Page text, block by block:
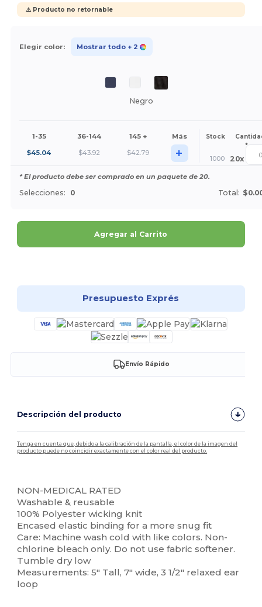
⚠️ Producto no retornable
Elegir color: Mostrar todo + 2
Negro
1-35 36-144 145 + Más Stock
*
$45.04 $43.92 $42.79 + 1000 20x
* El producto debe ser comprado en un paquete de 20.
Selecciones: 0 Total:
Agregar al Carrito
Presupuesto Exprés
Envío Rápido
Descripción del producto
Tenga en cuenta que, debido a la calibración de la pantalla, el color de la imagen del
producto puede no coincidir exactamente con el color real del producto.
NON-MEDICAL RATED
Washable & reusable
100% Polyester wicking knit
Encased elastic binding for a more snug fit
Care: Machine wash cold with like colors. Non-
chlorine bleach only. Do not use fabric softener.
Tumble dry low
Measurements: 5" Tall, 7" wide, 3 1/2" relaxed ear
loop